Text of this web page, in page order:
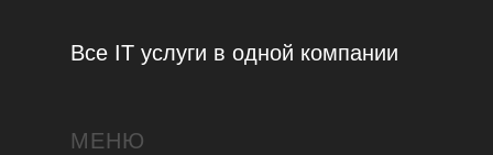
Все IT услуги в одной компании
МЕНЮ